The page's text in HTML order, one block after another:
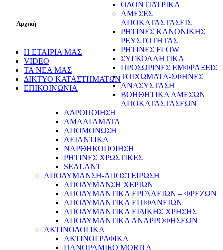
Αρχική
Η ΕΤΑΙΡΙΑ ΜΑΣ
VIDEO
ΤΑ ΝΕΑ ΜΑΣ
ΔΙΚΤΥΟ ΚΑΤΑΣΤΗΜΑΤΩΝ
ΕΠΙΚΟΙΝΩΝΙΑ
ΟΔΟΝΤΙΑΤΡΙΚΑ
ΑΜΕΣΕΣ
ΑΠΟΚΑΤΑΣΤΑΣΕΙΣ
ΡΗΤΙΝΕΣ ΚΑΝΟΝΙΚΗΣ
ΡΕΥΣΤΟΤΗΤΑΣ
ΡΗΤΙΝΕΣ FLOW
ΣΥΓΚΟΛΛΗΤΙΚΑ
ΠΡΟΣΩΡΙΝΕΣ ΕΜΦΡΑΞΕΙΣ
ΤΟΙΧΩΜΑΤΑ-ΣΦΗΝΕΣ
ΑΝΑΣΥΣΤΑΣΗ
ΒΟΗΘΗΤΙΚΑ ΑΜΕΣΩΝ
ΑΠΟΚΑΤΑΣΤΑΣΕΩΝ
ΑΔΡΟΠΟΙΗΣΗ
ΑΜΑΛΓΑΜΑΤΑ
ΑΠΟΜΟΝΩΣΗ
ΛΕΙΑΝΤΙΚΑ
ΝΑΡΘΗΚΟΠΟΙΗΣΗ
ΡΗΤΙΝΕΣ ΧΡΩΣΤΙΚΕΣ
SEALANT
ΑΠΟΛΥΜΑΝΣΗ-ΑΠΟΣΤΕΙΡΩΣΗ
ΑΠΟΛΥΜΑΝΣΗ ΧΕΡΙΩΝ
ΑΠΟΛΥΜΑΝΤΙΚΑ ΕΡΓΑΛΕΙΩΝ – ΦΡΕΖΩΝ
ΑΠΟΛΥΜΑΝΤΙΚΑ ΕΠΙΦΑΝΕΙΩΝ
ΑΠΟΛΥΜΑΝΤΙΚΑ ΕΙΔΙΚΗΣ ΧΡΗΣΗΣ
ΑΠΟΛΥΜΑΝΤΙΚΑ ΑΝΑΡΡΟΦΗΣΕΩΝ
ΑΚΤΙΝΟΛΟΓΙΚΑ
ΑΚΤΙΝΟΓΡΑΦΙΚΑ
ΠΑΝΟΡΑΜΙΚΟ MORITA